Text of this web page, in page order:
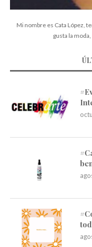
Mi nombre es Cata López,
gusta la